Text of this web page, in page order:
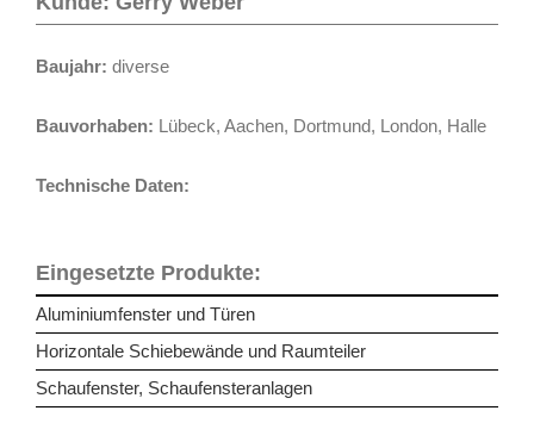
Baujahr: diverse
Bauvorhaben: Lübeck, Aachen, Dortmund, London, Halle
Technische Daten:
Eingesetzte Produkte:
Aluminiumfenster und Türen
Horizontale Schiebewände und Raumteiler
Schaufenster, Schaufensteranlagen